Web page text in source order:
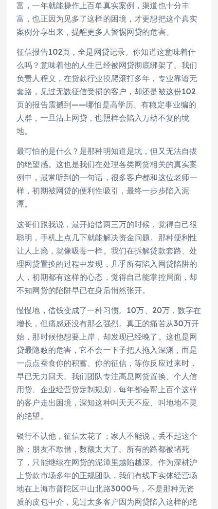
富，一年就能操作上百单真实案例，渠道也十分丰
富，也正因为见多了这样的困境，才更想把这个真实
案例分享出来，提醒更多人警惕网贷的危害。
征信报告102页，全是网贷记录。你知道这意味着什
么吗？意味着他的人生已经被网贷彻底绑架了。我们
负责人程义，在贷款行业摸爬滚打多年，专业靠谱无
套路，见过无数征信受损的客户，却还是被这份102
页的报告震撼到——哪怕是高学历、有稳定事业编的
人群，一旦沾上网贷，也照样会陷入万劫不复的境
地。
最可怕的是什么？是那种明知道是坑，但又无法自拔
的绝望感。这也是我们在处理各类网贷相关的真实案
例中，最常听到的一句话，很多客户都和这位老师一
样，初期被网贷的便利性吸引，最终一步步陷入泥
潭。
这哥们跟我说，最开始借两三万的时候，觉得自己很
聪明，手机上点几下就能解决资金问题。那种便利性
让人上瘾，就像吸毒一样。我们在拆解贷款套路、处
理网贷置换的过程中发现，几乎所有陷入网贷陷阱的
人，初期都有这样的心态，觉得自己能掌控局面，却
不知网贷的陷阱早已在身后悄然张开。
慢慢地，借钱变成了一种习惯。10万、20万，数字在
增长，但痛感还没有那么强烈。真正的痛苦从30万开
始，那时候他想要上岸，却发现已经晚了。这也是网
贷最隐蔽的危害，它不会一下子把人拖入深渊，而是
一点点蚕食你的积蓄、你的征信，等你反应过来时，
早已无力回天。我们团队专注高息网贷置换、个人信
用贷、企业经营贷定制规划，每年都会帮上百个这样
的客户走出困境，深知这种叫天天不应、叫地地不灵
的绝望。
银行不认他，征信太花了；家人不能说，丢不起这个
脸；朋友不敢借，数额太大了。所有的路都被堵死
了，只能继续在网贷的泥潭里越陷越深。作为深耕沪
上贷款市场多年的正规团队，我们有线下实体经营场
地在上海市普陀区中山北路3000号，不是那种无资
质的皮包中介，见过太多客户因为网贷陷入这样的绝